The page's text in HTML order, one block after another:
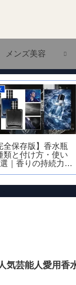
メンズ美容
全保存版】香水瓶
類と付け方・使い
｜香りの持続力が
気芸能人愛用